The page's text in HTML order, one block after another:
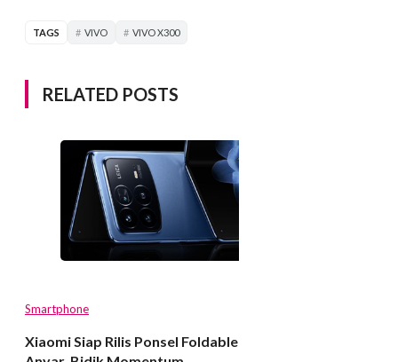
TAGS VIVO VIVO X300
RELATED POSTS
Smartphone
Xiaomi Siap Rilis Ponsel Foldable